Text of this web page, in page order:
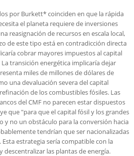
por Burkett* coinciden en que la rápida
el planeta requiere de inversiones
reasignación de recursos en escala local,
de este tipo está en contradicción directa
cobrar mayores impuestos al capital
transición energética implicaría dejar
miles de millones de dólares de
una devaluación severa del capital
de los combustibles fósiles. Las
del CMF no parecen estar dispuestos
que "para que el capital fósil y los grandes
y no un obstáculo para la conversión hacia
tendrían que ser nacionalizadas
estrategia sería compatible con la
descentralizar las plantas de energía.